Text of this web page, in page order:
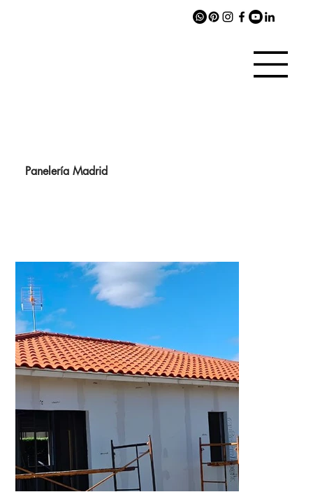
Panelería Madrid